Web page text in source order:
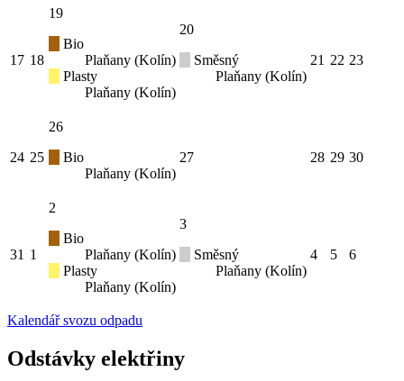
17 18
19
Bio
Plaňany (Kolín)
Plasty
Plaňany (Kolín)
20
Směsný
Plaňany (Kolín)
21 22 23
24 25
26
Bio
Plaňany (Kolín)
27 28 29 30
31 1
2
Bio
Plaňany (Kolín)
Plasty
Plaňany (Kolín)
3
Směsný
Plaňany (Kolín)
4 5 6
Kalendář svozu odpadu
Odstávky elektřiny